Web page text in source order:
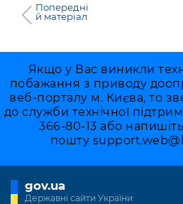
Попередні
й матеріал
Якщо у Вас виникли
побажання з приводу
веб-порталу м. Києва, то
до служби технічної
366-80-13 або
пошту
gov.ua
Державні сайти України